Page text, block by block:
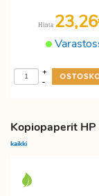
Hinta
-
+
Kopiopaperit
kaikki